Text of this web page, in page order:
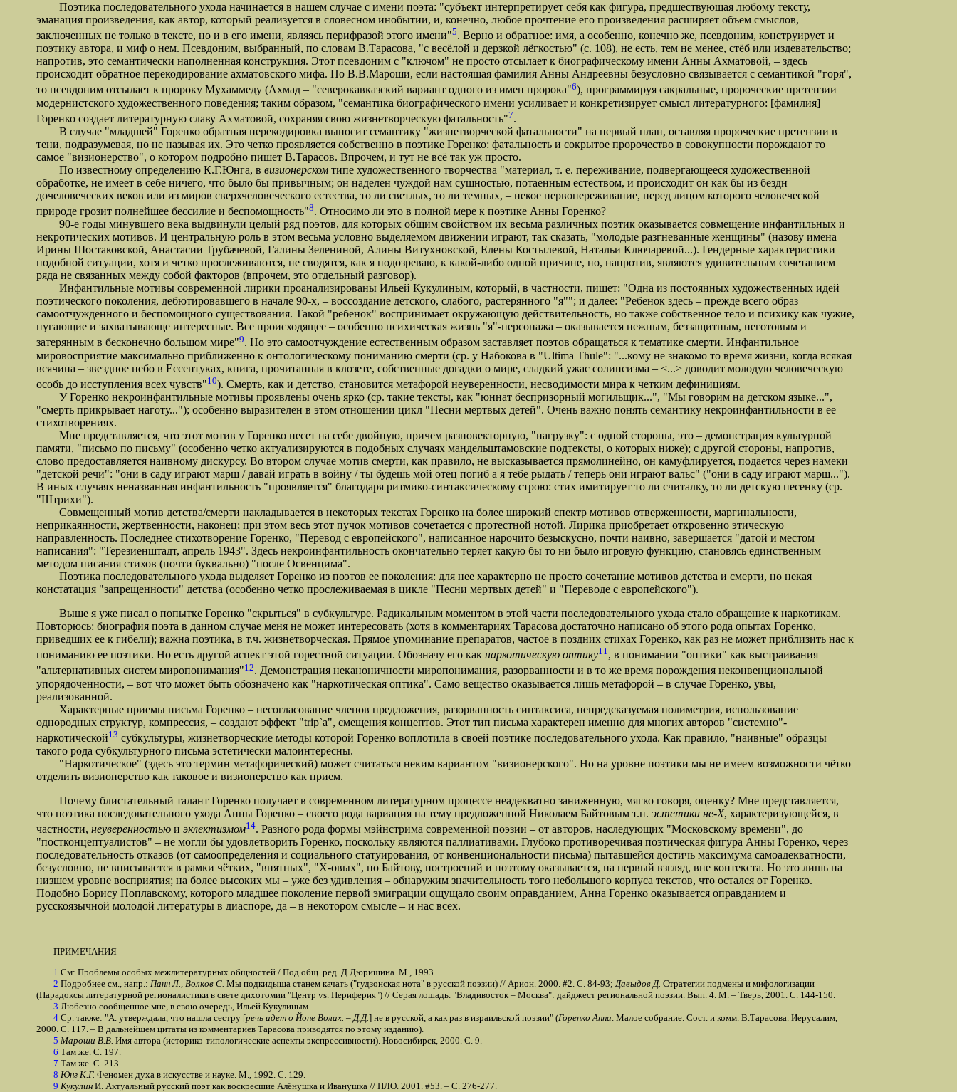
Поэтика последовательного ухода начинается в нашем случае с имени поэта: "субъект интерпретирует себя как фигура, предшествующая любому тексту,
эманация произведения, как автор, который реализуется в словесном инобытии, и, конечно, любое прочтение его произведения расширяет объем смыслов,
заключенных не только в тексте, но и в его имени, являясь перифразой этого имени"5. Верно и обратное: имя, а особенно, конечно же, псевдоним, конструирует и
поэтику автора, и миф о нем. Псевдоним, выбранный, по словам В.Тарасова, "с весёлой и дерзкой лёгкостью" (с. 108), не есть, тем не менее, стёб или издевательство;
напротив, это семантически наполненная конструкция. Этот псевдоним с "ключом" не просто отсылает к биографическому имени Анны Ахматовой, – здесь
происходит обратное перекодирование ахматовского мифа. По В.В.Мароши, если настоящая фамилия Анны Андреевны безусловно связывается с семантикой "горя",
то псевдоним отсылает к пророку Мухаммеду (Ахмад – "северокавказский вариант одного из имен пророка"6), программируя сакральные, пророческие претензии
модернистского художественного поведения; таким образом, "семантика биографического имени усиливает и конкретизирует смысл литературного: [фамилия]
Горенко создает литературную славу Ахматовой, сохраняя свою жизнетворческую фатальность"7.
В случае "младшей" Горенко обратная перекодировка выносит семантику "жизнетворческой фатальности" на первый план, оставляя пророческие претензии в
тени, подразумевая, но не называя их. Это четко проявляется собственно в поэтике Горенко: фатальность и сокрытое пророчество в совокупности порождают то
самое "визионерство", о котором подробно пишет В.Тарасов. Впрочем, и тут не всё так уж просто.
По известному определению К.Г.Юнга, в визионерском типе художественного творчества "материал, т. е. переживание, подвергающееся художественной
обработке, не имеет в себе ничего, что было бы привычным; он наделен чуждой нам сущностью, потаенным естеством, и происходит он как бы из бездн
дочеловеческих веков или из миров сверхчеловеческого естества, то ли светлых, то ли темных, – некое первопереживание, перед лицом которого человеческой
природе грозит полнейшее бессилие и беспомощность"8. Относимо ли это в полной мере к поэтике Анны Горенко?
90-е годы минувшего века выдвинули целый ряд поэтов, для которых общим свойством их весьма различных поэтик оказывается совмещение инфантильных и
некротических мотивов. И центральную роль в этом весьма условно выделяемом движении играют, так сказать, "молодые разгневанные женщины" (назову имена
Ирины Шостаковской, Анастасии Трубачевой, Галины Зелениной, Алины Витухновской, Елены Костылевой, Натальи Ключаревой...). Гендерные характеристики
подобной ситуации, хотя и четко прослеживаются, не сводятся, как я подозреваю, к какой-либо одной причине, но, напротив, являются удивительным сочетанием
ряда не связанных между собой факторов (впрочем, это отдельный разговор).
Инфантильные мотивы современной лирики проанализированы Ильей Кукулиным, который, в частности, пишет: "Одна из постоянных художественных идей
поэтического поколения, дебютировавшего в начале 90-х, – воссоздание детского, слабого, растерянного "я""; и далее: "Ребенок здесь – прежде всего образ
самоотчужденного и беспомощного существования. Такой "ребенок" воспринимает окружающую действительность, но также собственное тело и психику как чужие,
пугающие и захватывающе интересные. Все происходящее – особенно психическая жизнь "я"-персонажа – оказывается нежным, беззащитным, неготовым и
затерянным в бесконечно большом мире"9. Но это самоотчуждение естественным образом заставляет поэтов обращаться к тематике смерти. Инфантильное
мировосприятие максимально приближенно к онтологическому пониманию смерти (ср. у Набокова в "Ultima Thule": "...кому не знакомо то время жизни, когда всякая
всячина – звездное небо в Ессентуках, книга, прочитанная в клозете, собственные догадки о мире, сладкий ужас солипсизма – <...> доводит молодую человеческую
особь до исступления всех чувств"10). Смерть, как и детство, становится метафорой неуверенности, несводимости мира к четким дефинициям.
У Горенко некроинфантильные мотивы проявлены очень ярко (ср. такие тексты, как "юннат беспризорный могильщик...", "Мы говорим на детском языке...",
"смерть прикрывает наготу..."); особенно выразителен в этом отношении цикл "Песни мертвых детей". Очень важно понять семантику некроинфантильности в ее
стихотворениях.
Мне представляется, что этот мотив у Горенко несет на себе двойную, причем разновекторную, "нагрузку": с одной стороны, это – демонстрация культурной
памяти, "письмо по письму" (особенно четко актуализируются в подобных случаях мандельштамовские подтексты, о которых ниже); с другой стороны, напротив,
слово предоставляется наивному дискурсу. Во втором случае мотив смерти, как правило, не высказывается прямолинейно, он камуфлируется, подается через намеки
"детской речи": "они в саду играют марш / давай играть в войну / ты будешь мой отец погиб а я тебе рыдать / теперь они играют вальс" ("они в саду играют марш...").
В иных случаях неназванная инфантильность "проявляется" благодаря ритмико-синтаксическому строю: стих имитирует то ли считалку, то ли детскую песенку (ср.
"Штрихи").
Совмещенный мотив детства/смерти накладывается в некоторых текстах Горенко на более широкий спектр мотивов отверженности, маргинальности,
неприкаянности, жертвенности, наконец; при этом весь этот пучок мотивов сочетается с протестной нотой. Лирика приобретает откровенно этическую
направленность. Последнее стихотворение Горенко, "Перевод с европейского", написанное нарочито безыскусно, почти наивно, завершается "датой и местом
написания": "Терезиенштадт, апрель 1943". Здесь некроинфантильность окончательно теряет какую бы то ни было игровую функцию, становясь единственным
методом писания стихов (почти буквально) "после Освенцима".
Поэтика последовательного ухода выделяет Горенко из поэтов ее поколения: для нее характерно не просто сочетание мотивов детства и смерти, но некая
констатация "запрещенности" детства (особенно четко прослеживаемая в цикле "Песни мертвых детей" и "Переводе с европейского").
Выше я уже писал о попытке Горенко "скрыться" в субкультуре. Радикальным моментом в этой части последовательного ухода стало обращение к наркотикам.
Повторюсь: биография поэта в данном случае меня не может интересовать (хотя в комментариях Тарасова достаточно написано об этого рода опытах Горенко,
приведших ее к гибели); важна поэтика, в т.ч. жизнетворческая. Прямое упоминание препаратов, частое в поздних стихах Горенко, как раз не может приблизить нас к
пониманию ее поэтики. Но есть другой аспект этой горестной ситуации. Обозначу его как наркотическую оптику11, в понимании "оптики" как выстраивания
"альтернативных систем миропонимания"12. Демонстрация неканоничности миропонимания, разорванности и в то же время порождения неконвенциональной
упорядоченности, – вот что может быть обозначено как "наркотическая оптика". Само вещество оказывается лишь метафорой – в случае Горенко, увы,
реализованной.
Характерные приемы письма Горенко – несогласование членов предложения, разорванность синтаксиса, непредсказуемая полиметрия, использование
однородных структур, компрессия, – создают эффект "trip`а", смещения концептов. Этот тип письма характерен именно для многих авторов "системно"-
наркотической13 субкультуры, жизнетворческие методы которой Горенко воплотила в своей поэтике последовательного ухода. Как правило, "наивные" образцы
такого рода субкультурного письма эстетически малоинтересны.
"Наркотическое" (здесь это термин метафорический) может считаться неким вариантом "визионерского". Но на уровне поэтики мы не имеем возможности чётко
отделить визионерство как таковое и визионерство как прием.
Почему блистательный талант Горенко получает в современном литературном процессе неадекватно заниженную, мягко говоря, оценку? Мне представляется,
что поэтика последовательного ухода Анны Горенко – своего рода вариация на тему предложенной Николаем Байтовым т.н. эстетики не-Х, характеризующейся, в
частности, неуверенностью и эклектизмом14. Разного рода формы мэйнстрима современной поэзии – от авторов, наследующих "Московскому времени", до
"постконцептуалистов" – не могли бы удовлетворить Горенко, поскольку являются паллиативами. Глубоко противоречивая поэтическая фигура Анны Горенко, через
последовательность отказов (от самоопределения и социального статуирования, от конвенциональности письма) пытавшейся достичь максимума самоадекватности,
безусловно, не вписывается в рамки чётких, "внятных", "Х-овых", по Байтову, построений и поэтому оказывается, на первый взгляд, вне контекста. Но это лишь на
низшем уровне восприятия; на более высоких мы – уже без удивления – обнаружим значительность того небольшого корпуса текстов, что остался от Горенко.
Подобно Борису Поплавскому, которого младшее поколение первой эмиграции ощущало своим оправданием, Анна Горенко оказывается оправданием и
русскоязычной молодой литературы в диаспоре, да – в некотором смысле – и нас всех.
ПРИМЕЧАНИЯ
1 См: Проблемы особых межлитературных общностей / Под общ. ред. Д.Дюришина. М., 1993.
2 Подробнее см., напр.: Панн Л., Волков С. Мы подкидыша станем качать ("гудзонская нота" в русской поэзии) // Арион. 2000. #2. С. 84-93;Давыдов Д. Стратегии подмены и мифологизации
(Парадоксы литературной регионалистики в свете дихотомии "Центр vs. Периферия") // Серая лошадь. "Владивосток – Москва": дайджест региональной поэзии. Вып. 4. М. – Тверь, 2001. С. 144-150.
3 Любезно сообщенное мне, в свою очередь, Ильей Кукулиным.
4 Ср. также: "А. утверждала, что нашла сестру [речь идет о Йоне Волах. – Д.Д.] не в русской, а как раз в израильской поэзии" (Горенко Анна. Малое собрание. Сост. и комм. В.Тарасова. Иерусалим,
2000. С. 117. – В дальнейшем цитаты из комментариев Тарасова приводятся по этому изданию).
5 Мароши В.В. Имя автора (историко-типологические аспекты экспрессивности). Новосибирск, 2000. С. 9.
6 Там же. С. 197.
7 Там же. С. 213.
8 Юнг К.Г. Феномен духа в искусстве и науке. М., 1992. С. 129.
9 Кукулин И. Актуальный русский поэт как воскресшие Алёнушка и Иванушка // НЛО. 2001. #53. – С. 276-277.